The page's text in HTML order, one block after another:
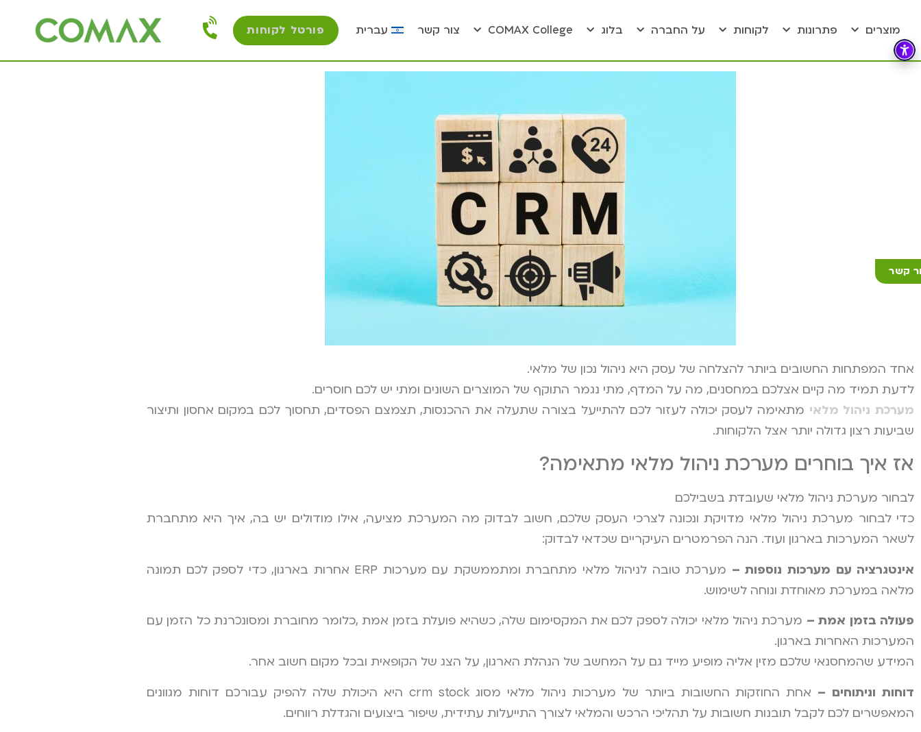
מוצרים פתרונות לקוחות על החברה בלוג COMAX College צור קשר עברית פורטל לקוחות
קשר
אחד המפתחות החשובים ביותר להצלחה של עסק היא ניהול נכון של מלאי.
לדעת תמיד מה קיים אצלכם במחסנים, מה על המדף, מתי נגמר התוקף של המוצרים השונים ומתי יש לכם חוסרים.
מערכת ניהול מלאי מתאימה לעסק יכולה לעזור לכם להתייעל בצורה שתעלה את ההכנסות, תצמצם הפסדים, תחסוך לכם במקום אחסון ותיצור
שביעות רצון גדולה יותר אצל הלקוחות.
אז איך בוחרים מערכת ניהול מלאי מתאימה?
לבחור מערכת ניהול מלאי שעובדת בשבילכם
כדי לבחור מערכת ניהול מלאי מדויקת ונכונה לצרכי העסק שלכם, חשוב לבדוק מה המערכת מציעה, אילו מודולים יש בה, איך היא מתחברת
לשאר המערכות בארגון ועוד. הנה הפרמטרים העיקריים שכדאי לבדוק:
אינטגרציה עם מערכות נוספות –
מערכת טובה לניהול מלאי מתחברת ומתממשקת עם מערכות ERP אחרות בארגון, כדי לספק לכם תמונה
מלאה במערכת מאוחדת ונוחה לשימוש.
פעולה בזמן אמת – מערכת ניהול מלאי יכולה לספק לכם את המקסימום שלה, כשהיא פועלת בזמן אמת ,כלומר מחוברת ומסונכרנת כל הזמן עם
המערכות האחרות בארגון.
המידע שהמחסנאי שלכם מזין אליה מופיע מייד גם על המחשב של הנהלת הארגון, על הצג של הקופאית ובכל מקום חשוב אחר.
דוחות וניתוחים –
אחת החוזקות החשובות ביותר של מערכות ניהול מלאי מסוג crm stock היא היכולת שלה להפיק עבורכם דוחות מגוונים
המאפשרים לכם לקבל תובנות חשובות על תהליכי הרכש והמלאי לצורך התייעלות עתידית, שיפור ביצועים והגדלת רווחים.